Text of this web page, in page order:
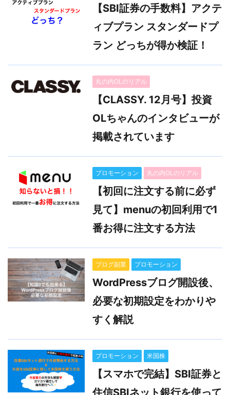
【SBI証券の手数料】アクテ
ィブプラン スタンダードプ
ラン どっちが得か検証！
丸の内OLのリアル
【CLASSY. 12月号】投資
OLちゃんのインタビューが
掲載されています
プロモーション 丸の内OLのリアル
【初回に注文する前に必ず
見て】menuの初回利用で1
番お得に注文する方法
ブログ副業 プロモーション
WordPressブログ開設後、
必要な初期設定をわかりや
すく解説
プロモーション 米国株
【スマホで完結】SBI証券と
住信SBIネット銀行を使って